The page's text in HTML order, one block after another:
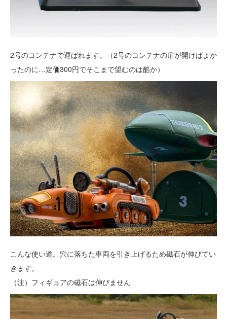
2号のコンテナで運ばれます。（2号のコンテナの扉が開けばよか
ったのに…定価300円でそこまで望むのは酷か）
こんな使い道。穴に落ちた車両を引き上げるため磁石が伸びてい
きます。
（注）フィギュアの磁石は伸びません